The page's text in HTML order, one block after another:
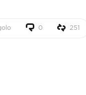
0 251